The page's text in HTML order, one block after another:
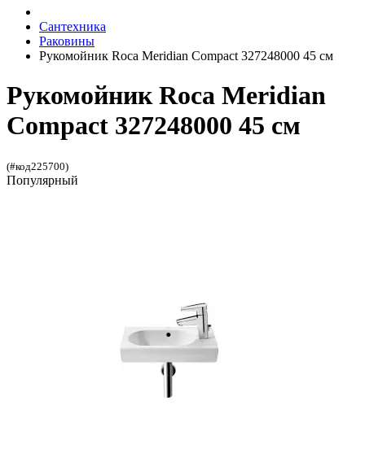
Сантехника
Раковины
Рукомойник Roca Meridian Compact 327248000 45 см
Рукомойник Roca Meridian
Compact 327248000 45 см
(#код225700)
Популярный